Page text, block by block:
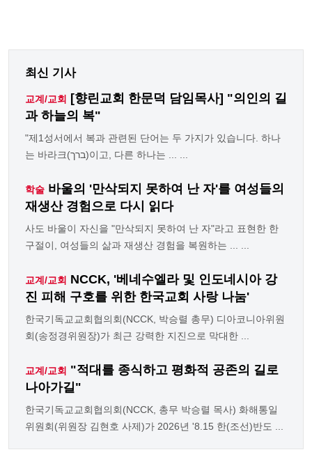
최신 기사
교계/교회
[향린교회 한문덕 담임목사] "의인의 길
과 하늘의 복"
"제1성서에서 복과 관련된 단어는 두 가지가 있습니다. 하나
는 바라크(ברך)이고, 다른 하나는 ... ...
학술 바울의 '만삭되지 못하여 난 자'를 여성들의
재생산 경험으로 다시 읽다
사도 바울이 자신을 "만삭되지 못하여 난 자"라고 표현한 한
구절이, 여성들의 삶과 재생산 경험을 복원하는 ... ...
교계/교회 NCCK, '베네수엘라 및 인도네시아 강
진 피해 구호를 위한 한국교회 사랑 나눔'
한국기독교교회협의회(NCCK, 박승렬 총무) 디아코니아위원
회(송정경위원장)가 최근 강력한 지진으로 막대한 ...
교계/교회 "적대를 종식하고 평화적 공존의 길로
나아가길"
한국기독교교회협의회(NCCK, 총무 박승렬 목사) 화해통일
위원회(위원장 김현호 사제)가 2026년 '8.15 한(조선)반도 ...